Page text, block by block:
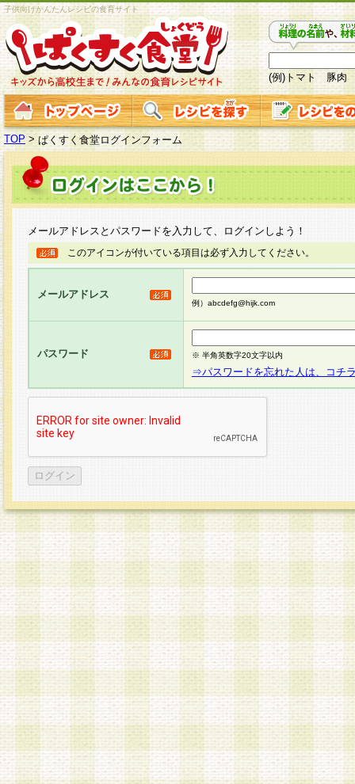
子供向けかんたんレシピの食育サイト
(例)トマト 豚肉
TOP > ぱくすく食堂ログインフォーム
メールアドレスとパスワードを入力して、ログインしよう！
このアイコンが付いている項目は必ず入力してください。
メールアドレス
例）abcdefg@hijk.com
パスワード ※ 半角英数字20文字以内
⇒パスワードを忘れた人は、コチ